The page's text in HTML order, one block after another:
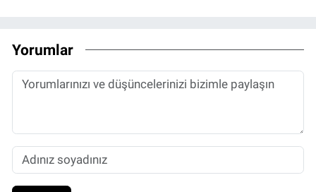
Yorumlar